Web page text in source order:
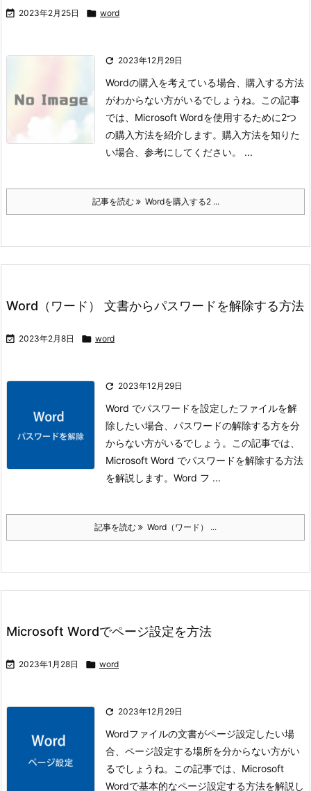
 2023年2月25日  word
 2023年12月29日
Wordの購入を考えている場合、購入する方法
がわからない方がいるでしょうね。
この記事
では、Microsoft Wordを使用するために2つ
の購入方法を紹介します。 購入方法を知りた
い場合、参考にしてください。 ...
記事を読む Wordを購入する2 ...
Word（ワード） 文書からパスワードを解除する方法
 2023年2月8日  word
 2023年12月29日
Word でパスワードを設定したファイルを解
除したい場合、パスワードの解除する方を分
からない方がいるでしょう。
この記事では、
Microsoft Word でパスワードを解除する方法
を解説します。 Word フ ...
記事を読む Word（ワード） ...
Microsoft Wordでページ設定を方法
 2023年1月28日  word
 2023年12月29日
Wordファイルの文書がページ設定したい場
合、ページ設定する場所を分からない方がい
るでしょうね。
この記事では、Microsoft
Wordで基本的なページ設定する方法を解説し